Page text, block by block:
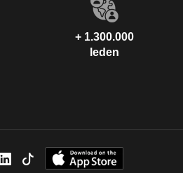
+ 1.300.000
leden